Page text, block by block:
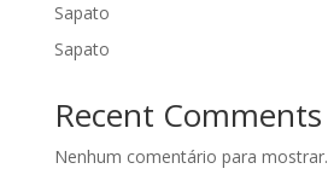
Sapato
Sapato
Recent Comments
Nenhum comentário para mostrar.